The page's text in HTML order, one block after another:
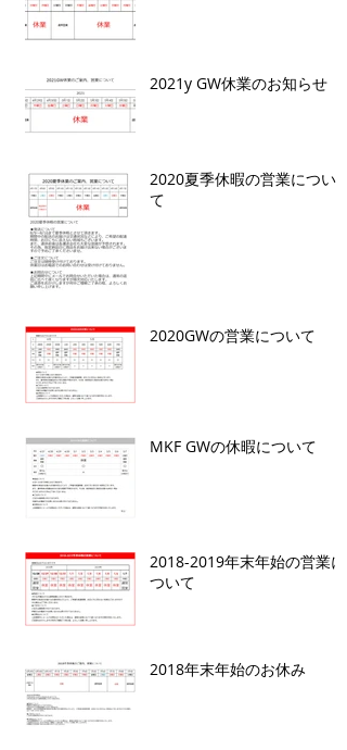
2021y GW休業のお知らせ
2020夏季休暇の営業につい
て
2020GWの営業について
MKF GWの休暇について
2018-2019年末年始の営業に
ついて
2018年末年始のお休み